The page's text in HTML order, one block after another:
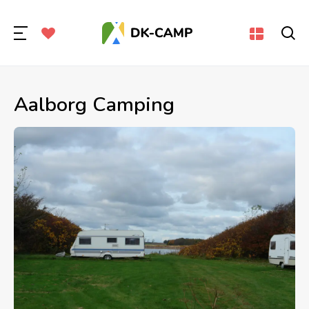
Aalborg Camping